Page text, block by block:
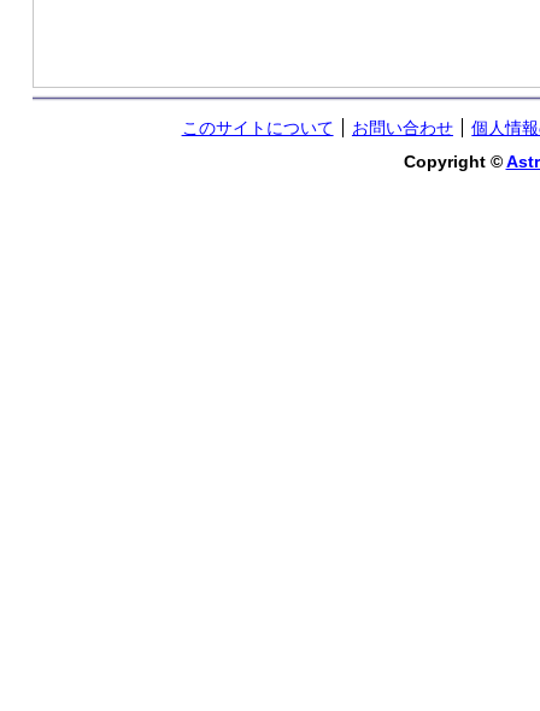
このサイトについて お問い合わせ
個人情
Copyright ©